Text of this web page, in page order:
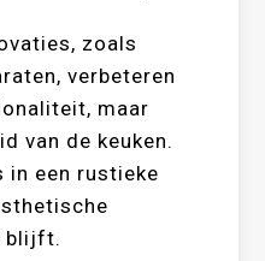
zoals
verbeteren
maar
van de keuken.
in een rustieke
blijft.